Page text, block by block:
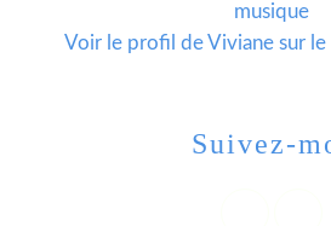
musique
Voir le profil deVivianesur le
Suivez-